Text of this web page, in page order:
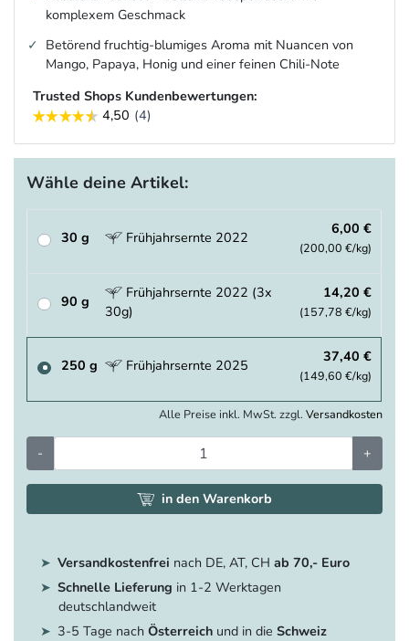
komplexem Geschmack
Betörend fruchtig-blumiges Aroma mit Nuancen von
Mango, Papaya, Honig und einer feinen Chili‑Note
Trusted Shops Kundenbewertungen:
Wähle deine Artikel:
30 g Frühjahrsernte 2022 6,00 €
(200,00 €/kg)
90 g
Frühjahrsernte 2022 (3x
30g)
14,20 €
(157,78 €/kg)
250 g Frühjahrsernte 2025 37,40 €
(149,60 €/kg)
Alle Preise inkl. MwSt. zzgl. Versandkosten
- +
in den Warenkorb
Versandkostenfrei nach DE, AT, CH ab 70,- Euro
Schnelle Lieferung in 1-2 Werktagen
deutschlandweit
3-5 Tage nach Österreichund in die Schweiz